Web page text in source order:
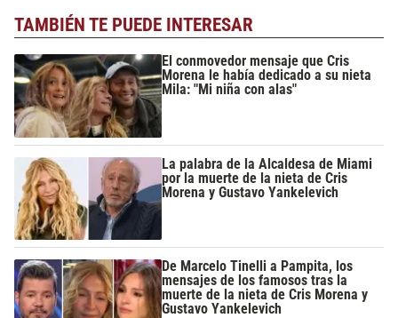
TAMBIÉN TE PUEDE INTERESAR
El conmovedor mensaje que Cris
Morena le había dedicado a su nieta
Mila: "Mi niña con alas"
La palabra de la Alcaldesa de Miami
por la muerte de la nieta de Cris
Morena y Gustavo Yankelevich
De Marcelo Tinelli a Pampita, los
mensajes de los famosos tras la
muerte de la nieta de Cris Morena y
Gustavo Yankelevich